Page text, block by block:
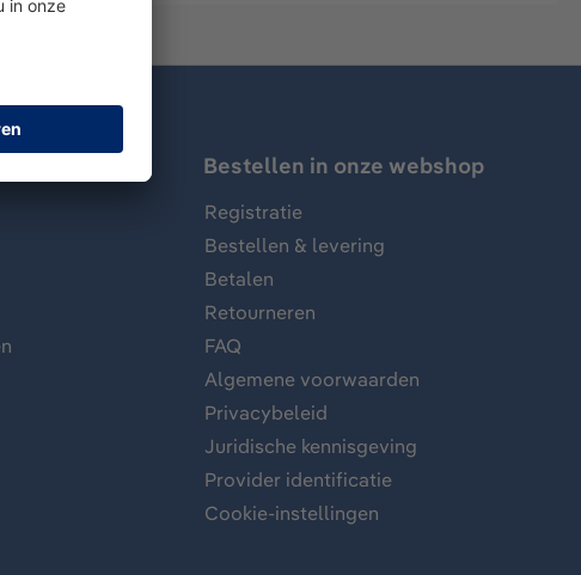
Bestellen in onze webshop
Registratie
Bestellen & levering
Betalen
Retourneren
FAQ
Algemene voorwaarden
Privacybeleid
Juridische kennisgeving
Provider identificatie
Cookie-instellingen